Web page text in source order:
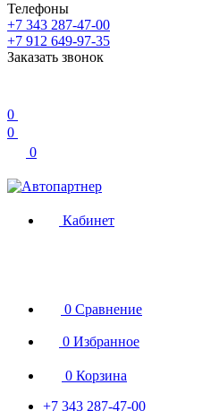
Телефоны
+7 343 287-47-00
+7 912 649-97-35
Заказать звонок
0
0
0
Кабинет
0 Сравнение
0 Избранное
0 Корзина
+7 343 287-47-00